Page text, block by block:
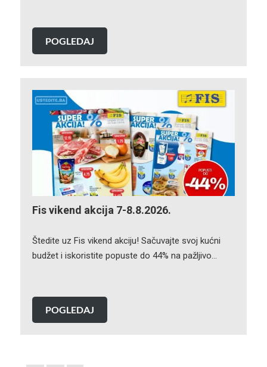
POGLEDAJ
Fis vikend akcija 7-8.8.2026.
Štedite uz Fis vikend akciju! Sačuvajte svoj kućni
budžet i iskoristite popuste do 44% na pažljivo…
POGLEDAJ